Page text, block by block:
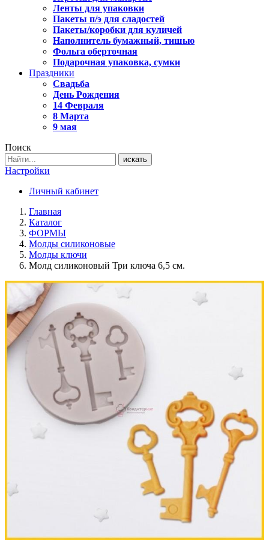
Ленты для упаковки
Пакеты п/э для сладостей
Пакеты/коробки для куличей
Наполнитель бумажный, тишью
Фольга оберточная
Подарочная упаковка, сумки
Праздники
Свадьба
День Рождения
14 Февраля
8 Марта
9 мая
Поиск
искать
Настройки
Личный кабинет
Главная
Каталог
ФОРМЫ
Молды силиконовые
Молды ключи
Молд силиконовый Три ключа 6,5 см.